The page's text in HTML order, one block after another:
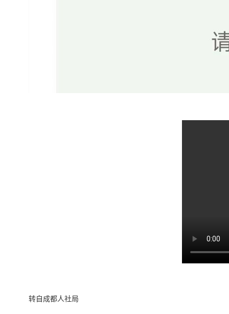
转自成都人社局